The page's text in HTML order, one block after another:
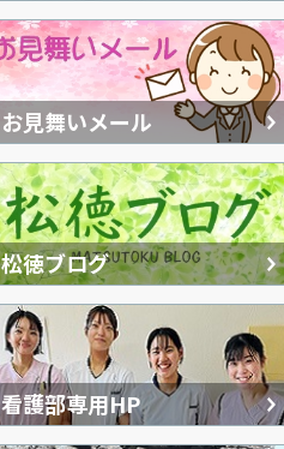
お見舞いメール
松徳ブログ
看護部専用HP